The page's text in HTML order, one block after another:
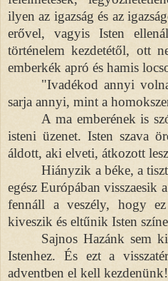
ilyen az igazság és az
erővel, vagyis Isten
történelem kezdetétől, ott
emberkék apró és hamis
"Ivadékod annyi
sarja annyi, mint a
A ma emberének is
isteni üzenet. Isten szava
áldott, aki elveti, átkozott
Hiányzik a béke, a
egész Európában visszaesik
fennáll a veszély, hogy ez
kiveszik és eltűnik Isten
Sajnos Hazánk sem
Istenhez. És ezt a
adventben el kell kezdenünk!